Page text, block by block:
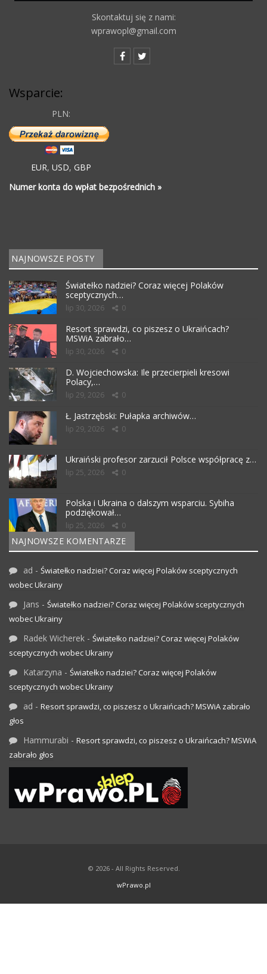
Skontaktuj się z nami:
wprawopl@gmail.com
Wsparcie:
PLN:
EUR, USD, GBP
Numer konta do wpłat bezpośrednich »
NAJNOWSZE POSTY
Światełko nadziei? Coraz więcej Polaków
sceptycznych…
lip 30, 2026 0
Resort sprawdzi, co piszesz o Ukraińcach?
MSWiA zabrało…
lip 30, 2026 0
D. Wojciechowska: Ile przecierpieli kresowi
Polacy,…
lip 29, 2026 0
Ł. Jastrzębski: Pułapka archiwów…
lip 29, 2026 0
Ukraiński profesor zarzucił Polsce współpracę z…
lip 25, 2026 0
Polska i Ukraina o dalszym wsparciu. Sybiha
podziękował…
lip 25, 2026 0
NAJNOWSZE KOMENTARZE
ad - Światełko nadziei? Coraz więcej Polaków sceptycznych
wobec Ukrainy
Jans - Światełko nadziei? Coraz więcej Polaków sceptycznych
wobec Ukrainy
Radek Wicherek - Światełko nadziei? Coraz więcej Polaków
sceptycznych wobec Ukrainy
Katarzyna - Światełko nadziei? Coraz więcej Polaków
sceptycznych wobec Ukrainy
ad - Resort sprawdzi, co piszesz o Ukraińcach? MSWiA zabrało
głos
Hammurabi - Resort sprawdzi, co piszesz o Ukraińcach? MSWiA
zabrało głos
© 2026 - All Rights Reserved.
wPrawo.pl